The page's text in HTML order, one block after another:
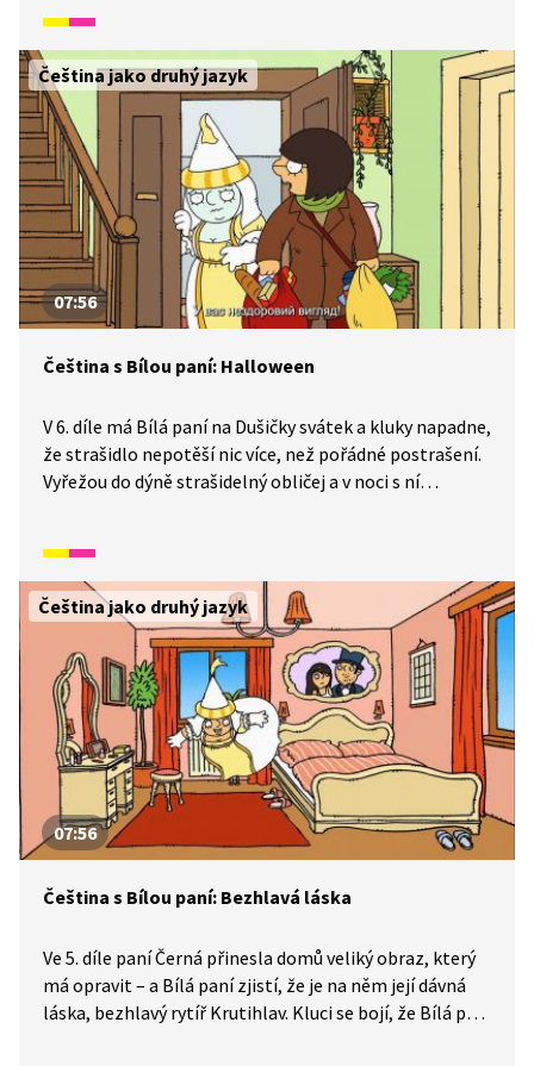
Čeština jako druhý jazyk
07:56
Čeština s Bílou paní: Halloween
V 6. díle má Bílá paní na Dušičky svátek a kluky napadne,
že strašidlo nepotěší nic více, než pořádné postrašení.
Vyřežou do dýně strašidelný obličej a v noci s ní
ráno myslí, že to byl jen sen.
Čeština jako druhý jazyk
07:56
Čeština s Bílou paní: Bezhlavá láska
Ve 5. díle paní Černá přinesla domů veliký obraz, který
má opravit – a Bílá paní zjistí, že je na něm její dávná
láska, bezhlavý rytíř Krutihlav. Kluci se bojí, že Bílá paní